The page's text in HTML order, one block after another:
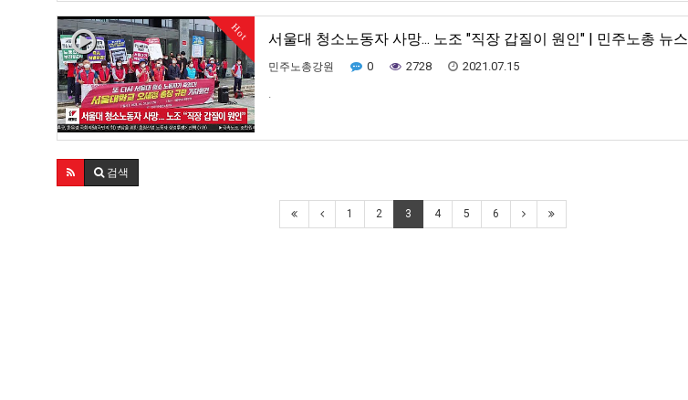
Hot 서울대 청소노동자 사망... 노조 "직장 갑질이 원인" | 민주노총 뉴스
민주노총강원 0 2728 2021.07.15
.
검색
1 2 3 4 5 6